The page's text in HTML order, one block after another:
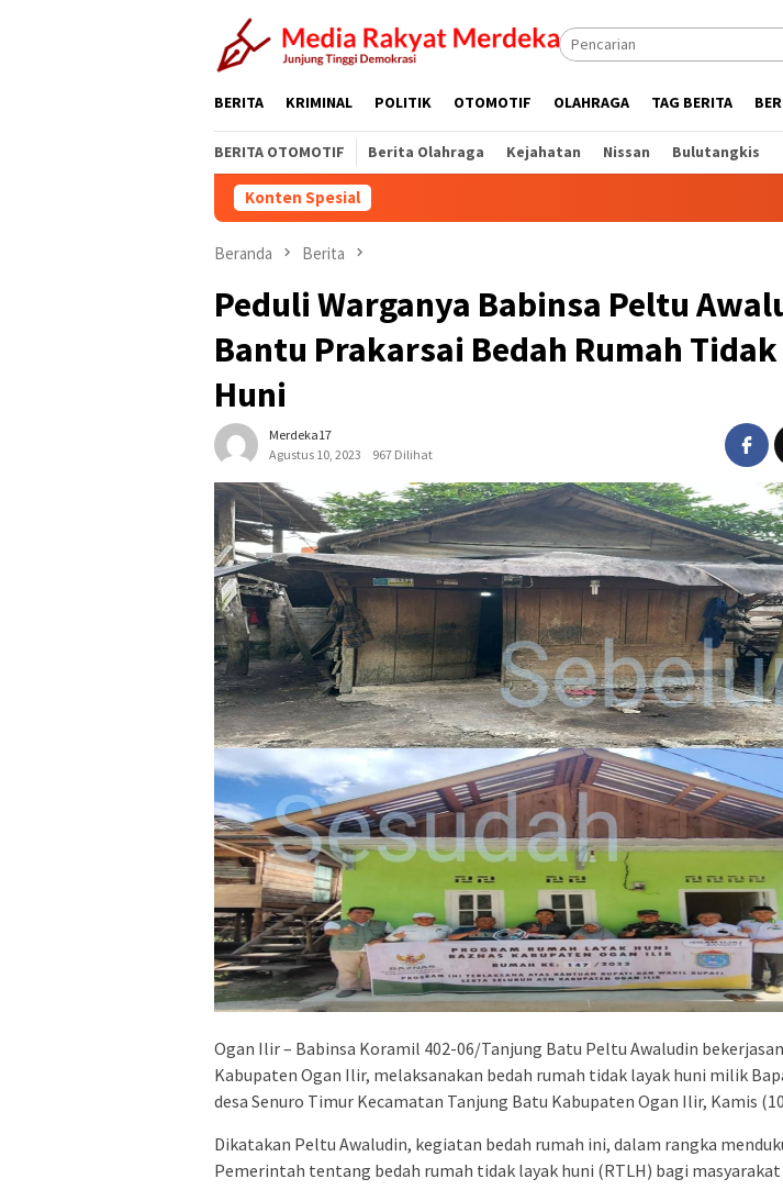
BERITA KRIMINAL POLITIK OTOMOTIF OLAHRAGA TAG BERITA
BERITA OTOMOTIF Berita Olahraga Kejahatan Nissan Bulutangkis
Konten Spesial
Beranda Berita
Peduli Warganya Babinsa Peltu
Bantu Prakarsai Bedah Rumah
Huni
Merdeka17
Agustus 10, 2023
967 Dilihat
Ogan Ilir – Babinsa Koramil 402-06/Tanjung Batu Peltu Awaludin
Kabupaten Ogan Ilir, melaksanakan bedah rumah tidak layak huni milik
desa Senuro Timur Kecamatan Tanjung Batu Kabupaten Ogan Ilir, Kamis
Dikatakan Peltu Awaludin, kegiatan bedah rumah ini, dalam rangka
Pemerintah tentang bedah rumah tidak layak huni (RTLH) bagi